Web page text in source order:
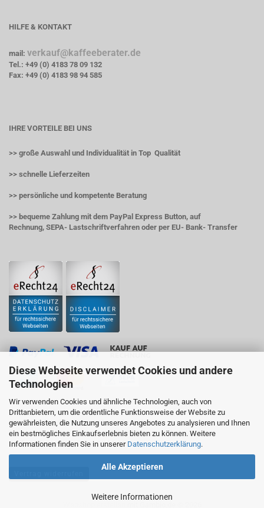
Diese Webseite verwendet Cookies und andere
Technologien
Wir verwenden Cookies und ähnliche Technologien, auch von
Drittanbietern, um die ordentliche Funktionsweise der Website zu
gewährleisten, die Nutzung unseres Angebotes zu analysieren und Ihnen
ein bestmögliches Einkaufserlebnis bieten zu können. Weitere
Informationen finden Sie in unserer Datenschutzerklärung.
Alle Akzeptieren
Weitere Informationen
HILFE & KONTAKT
mail: verkauf@kaffeeberater.de
Tel.: +49 (0) 4183 78 09 132
Fax: +49 (0) 4183 98 94 585
IHRE VORTEILE BEI UNS
>> große Auswahl und Individualität in Top Qualität
>> schnelle Lieferzeiten
>> persönliche und kompetente Beratung
>> bequeme Zahlung mit dem PayPal Express Button, auf
Rechnung, SEPA- Lastschriftverfahren oder per EU- Bank- Transfer
Business to Business Marktplatz für
Geschäftskunden, Firmen, Gewerbetreibende,
Vereine, Handwerksbetriebe, Behörden oder selbstständige
Freiberufler im Sinne des § 14 BGB